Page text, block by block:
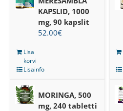
KAPSLID, 1000
mg, 90 kapslit
52.00€
Lisa
korvi
Lisainfo
MORINGA, 500
mg, 240 tabletti